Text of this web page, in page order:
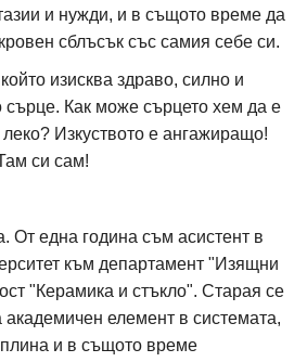
и нужди, и в същото време да
сблъсък със самия себе си.
изисква здраво, силно и
Как може сърцето хем да е
Изкуството е ангажиращo!
си сам!
От една година съм асистент в
към департамент "Изящни
"Керамика и стъкло". Старая се
елемент в системата,
и в същото време